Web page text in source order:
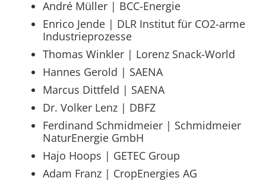
André Müller | BCC-Energie
Enrico Jende | DLR Institut für CO2-arme
Industrieprozesse
Thomas Winkler | Lorenz Snack-World
Hannes Gerold | SAENA
Marcus Dittfeld | SAENA
Dr. Volker Lenz | DBFZ
Ferdinand Schmidmeier | Schmidmeier
NaturEnergie GmbH
Hajo Hoops | GETEC Group
Adam Franz | CropEnergies AG